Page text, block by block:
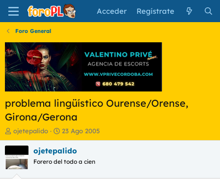
Acceder Regístrate
Foro General
problema lingüístico Ourense/Orense,
Girona/Gerona
I
n
i
c
i
a
ojetepalido
F
e
c
a
23 Ago 2005
ojetepalido
Forero del todo a cien